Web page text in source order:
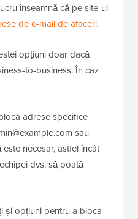
înseamnă că pe site-ul
de e-mail de afaceri.
opțiuni doar dacă
to-business. În caz
adrese specifice
sau
necesar, astfel încât
dvs. să poată
și opțiuni pentru a bloca